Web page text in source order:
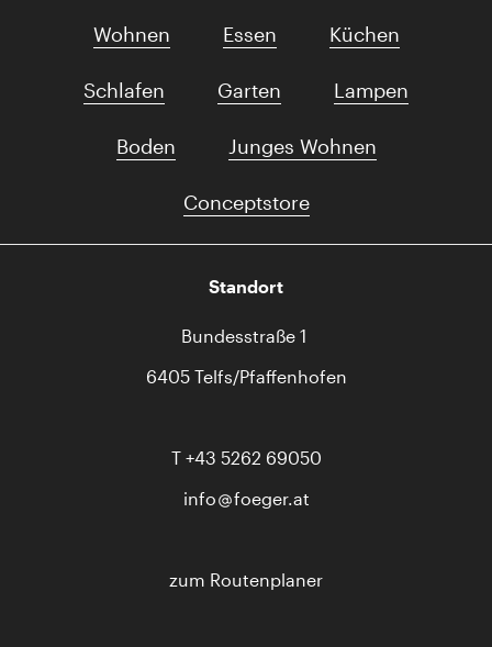
Wohnen Essen Küchen
Schlafen Garten Lampen
Boden Junges Wohnen
Conceptstore
Standort
Bundesstraße 1
6405 Telfs/Pfaffenhofen
T +43 5262 69050
info
foeger.at
zum Routenplaner